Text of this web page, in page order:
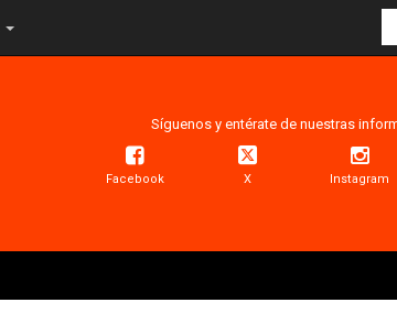
Síguenos y entérate de nuestras
Facebook X Instagram